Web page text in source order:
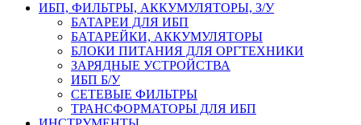
ИБП, ФИЛЬТРЫ, АККУМУЛЯТОРЫ, З/У
БАТАРЕИ ДЛЯ ИБП
БАТАРЕЙКИ, АККУМУЛЯТОРЫ
БЛОКИ ПИТАНИЯ ДЛЯ ОРГТЕХНИКИ
ЗАРЯДНЫЕ УСТРОЙСТВА
ИБП Б/У
СЕТЕВЫЕ ФИЛЬТРЫ
ТРАНСФОРМАТОРЫ ДЛЯ ИБП